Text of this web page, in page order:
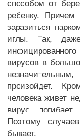
способом от
ребенку. Причем
заразиться
иглы. Так,
вирусов в
произойдет.
человека живет
вирус
Поэтому
бывает.